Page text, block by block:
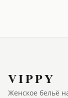
VIPPY
Женское бельё